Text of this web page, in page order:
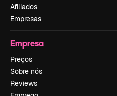
Afiliados
Empresas
Empresa
Preços
Sobre nós
Reviews